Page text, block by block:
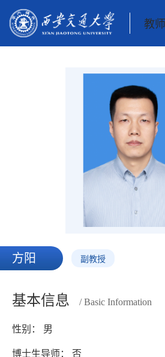
教
方阳 副教授
基本信息 / Basic Information
性别： 男
博士生导师： 否